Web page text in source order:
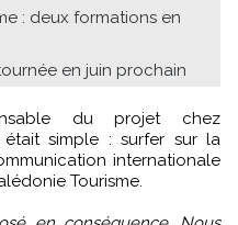
: deux formations en
en juin prochain
était simple : surfer sur la
internationale
Tourisme.